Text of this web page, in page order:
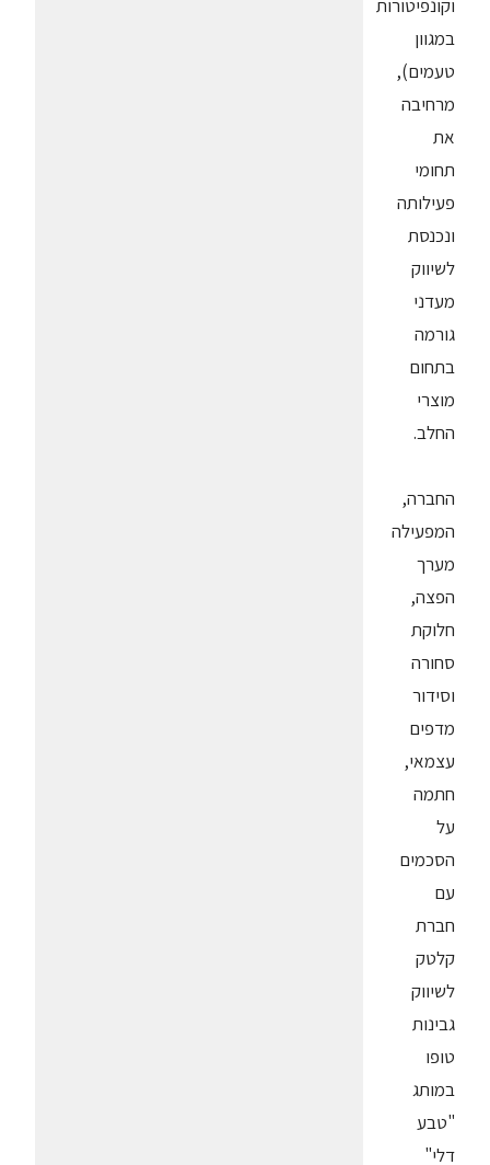
וקונפיטורות
במגוון
טעמים),
מרחיבה
את
תחומי
פעילותה
ונכנסת
לשיווק
מעדני
גורמה
בתחום
מוצרי
החלב.
החברה,
המפעילה
מערך
הפצה,
חלוקת
סחורה
וסידור
מדפים
עצמאי,
חתמה
על
הסכמים
עם
חברת
קלטק
לשיווק
גבינות
טופו
במותג
"טבע
דלי"